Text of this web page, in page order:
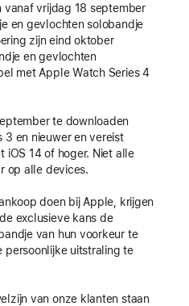
vrijdag 18 september
en gevlochten solobandje
zijn eind oktober
en gevlochten
met Apple Watch Series 4
te downloaden
3 en nieuwer en vereist
iOS 14 of hoger. Niet alle
op alle devices.
doen bij Apple, krijgen
exclusieve kans de
van hun voorkeur te
persoonlijke uitstraling te
van onze klanten staan